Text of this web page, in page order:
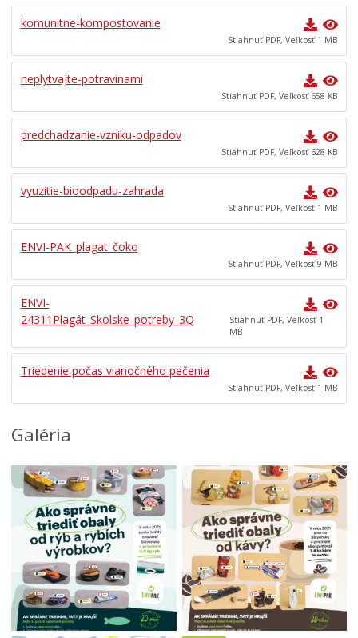
komunitne-kompostovanie
Stiahnuť PDF, Veľkosť 1 MB
neplytvajte-potravinami
Stiahnuť PDF, Veľkosť 658 KB
predchadzanie-vzniku-odpadov
Stiahnuť PDF, Veľkosť 628 KB
vyuzitie-bioodpadu-zahrada
Stiahnuť PDF, Veľkosť 1 MB
ENVI-PAK_plagat_čoko
Stiahnuť PDF, Veľkosť 9 MB
ENVI-
24311Plagát_Skolske_potreby_3Q
Stiahnuť PDF, Veľkosť 1
MB
Triedenie počas vianočného pečenia
Stiahnuť PDF, Veľkosť 1 MB
Galéria